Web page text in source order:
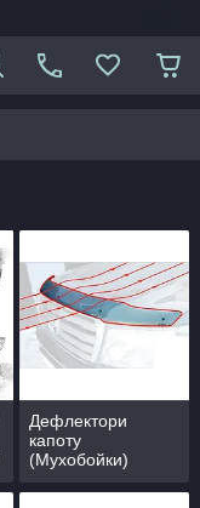
Дефлектори
капоту
(Мухобойки)